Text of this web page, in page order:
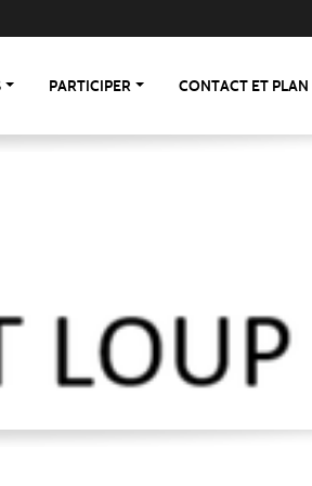
PARTICIPER CONTACT ET PLAN